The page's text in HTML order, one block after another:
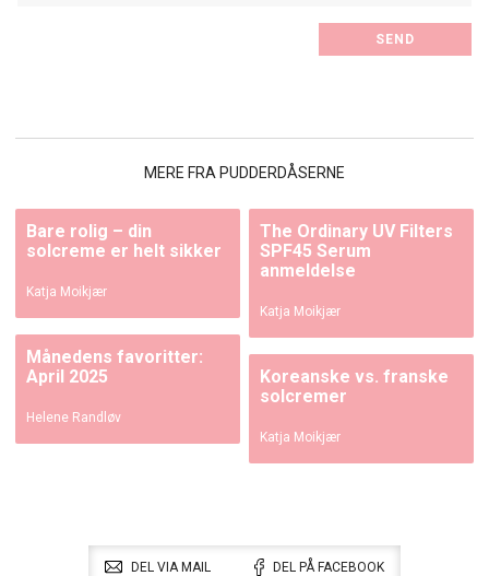
MERE FRA PUDDERDÅSERNE
Bare rolig – din
solcreme er helt sikker
Katja Moikjær
The Ordinary UV Filters
SPF45 Serum
anmeldelse
Katja Moikjær
Månedens favoritter:
April 2025
Helene Randløv
Koreanske vs. franske
solcremer
Katja Moikjær
DEL VIA MAIL DEL PÅ FACEBOOK